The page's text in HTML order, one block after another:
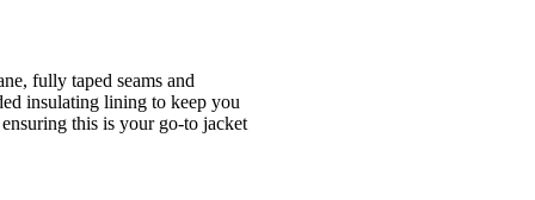
fully taped seams and
insulating lining to keep you
this is your go-to jacket